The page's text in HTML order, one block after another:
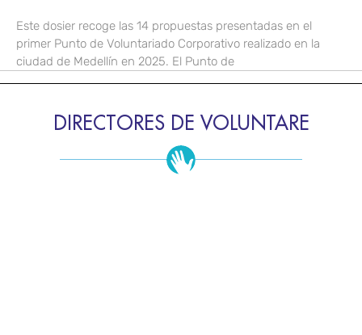
Este dosier recoge las 14 propuestas presentadas en el
primer Punto de Voluntariado Corporativo realizado en la
ciudad de Medellín en 2025. El Punto de
DIRECTORES DE VOLUNTARE